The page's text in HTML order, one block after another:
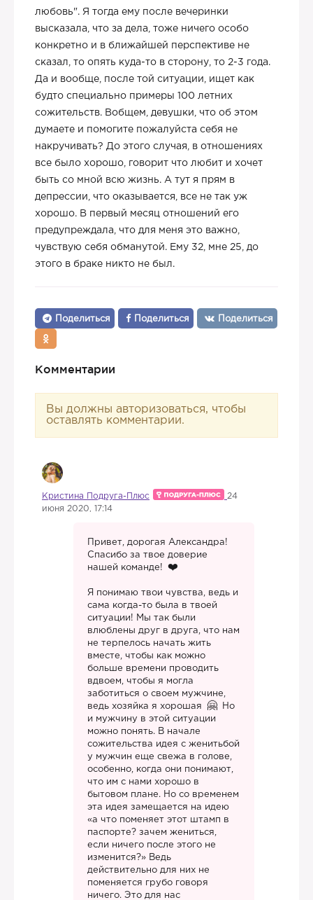
любовь". Я тогда ему после вечеринки
высказала, что за дела, тоже ничего особо
конкретно и в ближайшей перспективе не
сказал, то опять куда-то в сторону, то 2-3 года.
Да и вообще, после той ситуации, ищет как
будто специально примеры 100 летних
сожительств. Вобщем, девушки, что об этом
думаете и помогите пожалуйста себя не
накручивать? До этого случая, в отношениях
все было хорошо, говорит что любит и хочет
быть со мной всю жизнь. А тут я прям в
депрессии, что оказывается, все не так уж
хорошо. В первый месяц отношений его
предупреждала, что для меня это важно,
чувствую себя обманутой. Ему 32, мне 25, до
этого в браке никто не был.
Поделиться Поделиться Поделиться
Комментарии
Вы должны авторизоваться, чтобы
оставлять комментарии.
Кристина Подруга-Плюс
24
июня 2020, 17:14
Привет, дорогая Александра!
Спасибо за твое доверие
нашей команде!
Я понимаю твои чувства, ведь и
сама когда-то была в твоей
ситуации! Мы так были
влюблены друг в друга, что нам
не терпелось начать жить
вместе, чтобы как можно
больше времени проводить
вдвоем, чтобы я могла
заботиться о своем мужчине,
ведь хозяйка я хорошая
Но
и мужчину в этой ситуации
можно понять. В начале
сожительства идея с женитьбой
у мужчин еще свежа в голове,
особенно, когда они понимают,
что им с нами хорошо в
бытовом плане. Но со временем
эта идея замещается на идею
«а что поменяет этот штамп в
паспорте? зачем жениться,
если ничего после этого не
изменится?» Ведь
действительно для них не
поменяется грубо говоря
ничего. Это для нас